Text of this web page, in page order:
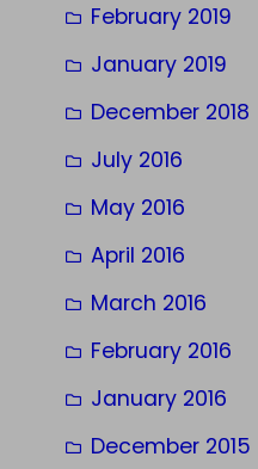
February 2019
January 2019
December 2018
July 2016
May 2016
April 2016
March 2016
February 2016
January 2016
December 2015